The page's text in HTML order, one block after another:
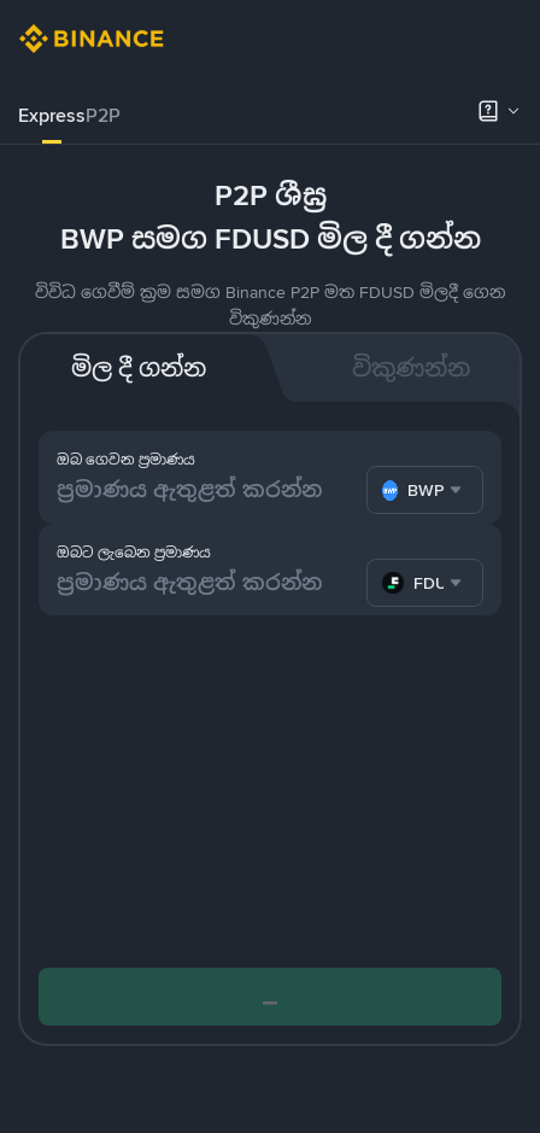
ExpressP2P
P2P ශීඝ්‍ර
BWP සමග FDUSD මිල දී ගන්න
විවිධ ගෙවීම් ක්‍රම සමග Binance P2P මත FDUSD මිලදී ගෙන
විකුණන්න
මිල දී ගන්න විකුණන්න
ඔබ ගෙවන ප්‍රමාණය
BWP
ඔබට ලැබෙන ප්‍රමාණය
FDUSD